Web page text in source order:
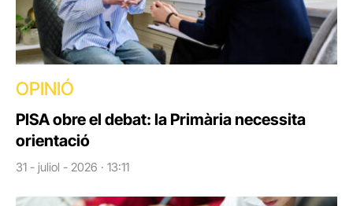
OPINIÓ
PISA obre el debat: la Primària necessita
orientació
31 - juliol - 2026 · 13:11